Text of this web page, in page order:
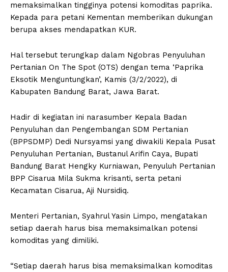
memaksimalkan tingginya potensi komoditas paprika.
Kepada para petani Kementan memberikan dukungan
berupa akses mendapatkan KUR.
Hal tersebut terungkap dalam Ngobras Penyuluhan
Pertanian On The Spot (OTS) dengan tema ‘Paprika
Eksotik Menguntungkan’, Kamis (3/2/2022), di
Kabupaten Bandung Barat, Jawa Barat.
Hadir di kegiatan ini narasumber Kepala Badan
Penyuluhan dan Pengembangan SDM Pertanian
(BPPSDMP) Dedi Nursyamsi yang diwakili Kepala Pusat
Penyuluhan Pertanian, Bustanul Arifin Caya, Bupati
Bandung Barat Hengky Kurniawan, Penyuluh Pertanian
BPP Cisarua Mila Sukma krisanti, serta petani
Kecamatan Cisarua, Aji Nursidiq.
Menteri Pertanian, Syahrul Yasin Limpo, mengatakan
setiap daerah harus bisa memaksimalkan potensi
komoditas yang dimiliki.
“Setiap daerah harus bisa memaksimalkan komoditas